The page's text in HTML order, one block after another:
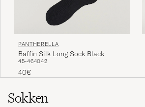
PANTHERELLA
Baffin Silk Long Sock Black
45-464042
40€
Sokken